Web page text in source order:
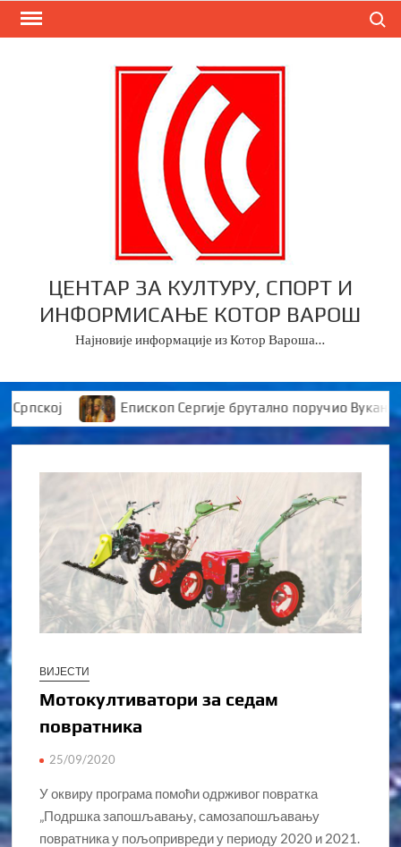
Skip
ЦЕНТАР ЗА КУЛТУРУ, СПОРТ И
ИНФОРМИСАЊЕ КОТОР ВАРОШ
Најновије информације из Котор Вароша…
Епископ Сергије брутално поручио
ВИЈЕСТИ
Мотокултиватори за седам
повратника
25/09/2020
У оквиру програма помоћи одрживог повратка
„Подршка запошљавању, самозапошљавању
повратника у пољопривреди у периоду 2020 и 2021.